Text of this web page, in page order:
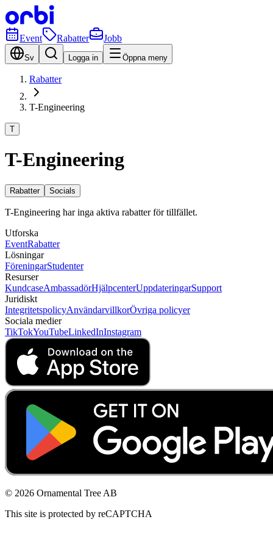
Event Rabatter Jobb
Sv Logga in Öppna meny
Rabatter
T-Engineering
T
T-Engineering
Rabatter Socials
T-Engineering har inga aktiva rabatter för tillfället.
Utforska
EventRabatter
Lösningar
FöreningarStudenter
Resurser
KundcaseAmbassadörHjälpcenterUppdateringarSupport
Juridiskt
IntegritetspolicyAnvändarvillkorÖvriga policyer
Sociala medier
TikTokYouTubeLinkedInInstagram
© 2026 Ornamental Tree AB
This site is protected by reCAPTCHA